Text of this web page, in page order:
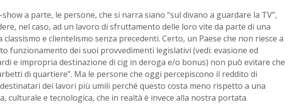
a parte, le persone, che si narra siano “sul divano a guardare la TV”,
nel caso, ad un lavoro di sfruttamento delle loro vite da parte di una
classismo e clientelismo senza precedenti. Certo, un Paese che non riesce a
funzionamento dei suoi provvedimenti legislativi (vedi: evasione ed
e impropria destinazione di cig in deroga e/o bonus) non può evitare che
di quartiere”. Ma le persone che oggi percepiscono il reddito di
dei lavori più umili perché questo costa meno rispetto a una
culturale e tecnologica, che in realtà è invece alla nostra portata.